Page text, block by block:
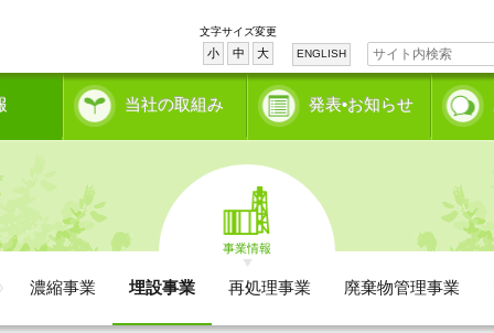
文字サイズ変更
小 中 大 ENGLISH
当社の取組み 発表•お知らせ
事業情報
濃縮事業 埋設事業 再処理事業 廃棄物管理事業